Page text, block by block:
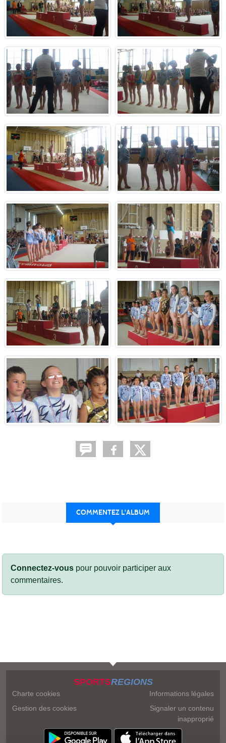
COMMENTEZ L'ALBUM
Connectez-vous pour pouvoir participer aux
commentaires.
SPORTSREGIONS
Charte cookies
Gestion des cookies
Informations légales
Signaler un contenu
inapproprié